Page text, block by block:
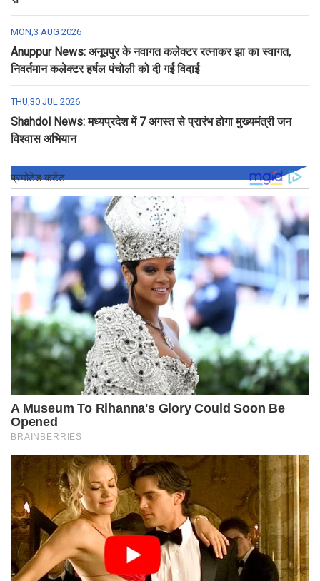
MON,3 AUG 2026
Anuppur News: अनूपपुर के नवागत कलेक्टर रत्नाकर झा का स्वागत,
निवर्तमान कलेक्टर हर्षल पंचोली को दी गई विदाई
THU,30 JUL 2026
Shahdol News: मध्यप्रदेश में 7 अगस्त से प्रारंभ होगा मुख्यमंत्री जन
विश्वास अभियान